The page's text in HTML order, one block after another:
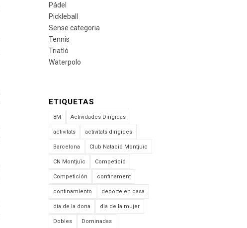
Pádel
Pickleball
Sense categoria
Tennis
Triatló
Waterpolo
ETIQUETAS
8M Actividades Dirigidas
activitats activitats dirigides
Barcelona Club Natació Montjuïc
CN Montjuïc Competició
Competición confinament
confinamiento deporte en casa
dia de la dona dia de la mujer
Dobles Dominadas